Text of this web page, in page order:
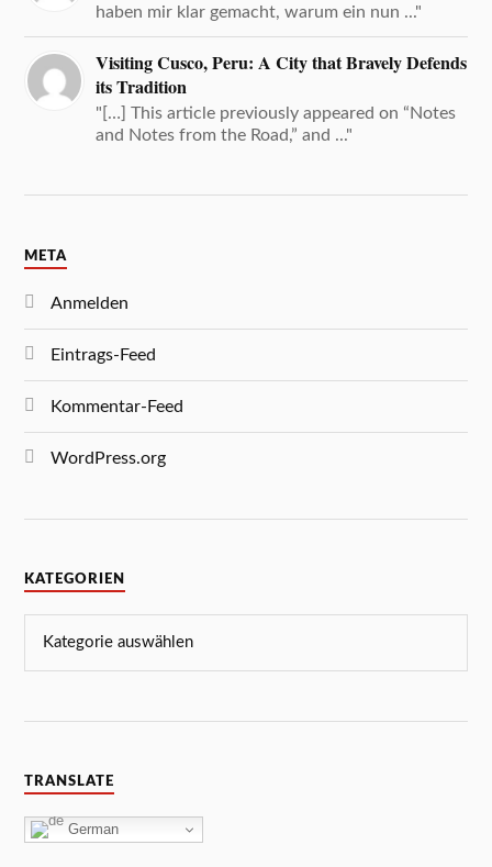
haben mir klar gemacht, warum ein nun ..."
Visiting Cusco, Peru: A City that Bravely Defends
its Tradition
"[…] This article previously appeared on “Notes
and Notes from the Road,” and ..."
META
Anmelden
Eintrags-Feed
Kommentar-Feed
WordPress.org
KATEGORIEN
TRANSLATE
German